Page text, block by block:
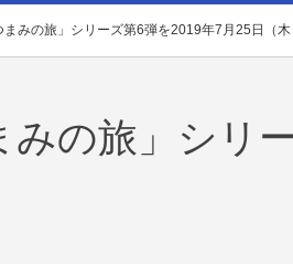
みの旅」シリーズ第6弾を2019年7月25日（木
の旅」シリ